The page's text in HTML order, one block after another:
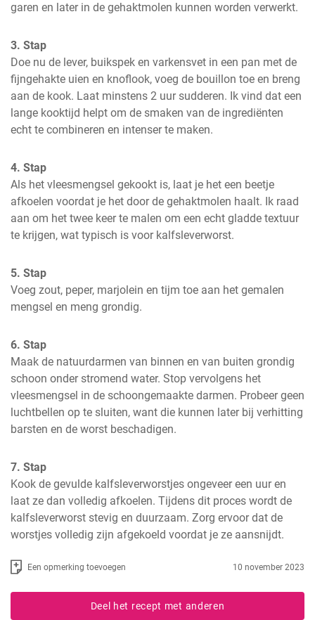
garen en later in de gehaktmolen kunnen worden verwerkt.
3. Stap
Doe nu de lever, buikspek en varkensvet in een pan met de
fijngehakte uien en knoflook, voeg de bouillon toe en breng
aan de kook. Laat minstens 2 uur sudderen. Ik vind dat een
lange kooktijd helpt om de smaken van de ingrediënten
echt te combineren en intenser te maken.
4. Stap
Als het vleesmengsel gekookt is, laat je het een beetje
afkoelen voordat je het door de gehaktmolen haalt. Ik raad
aan om het twee keer te malen om een echt gladde textuur
te krijgen, wat typisch is voor kalfsleverworst.
5. Stap
Voeg zout, peper, marjolein en tijm toe aan het gemalen
mengsel en meng grondig.
6. Stap
Maak de natuurdarmen van binnen en van buiten grondig
schoon onder stromend water. Stop vervolgens het
vleesmengsel in de schoongemaakte darmen. Probeer geen
luchtbellen op te sluiten, want die kunnen later bij verhitting
barsten en de worst beschadigen.
7. Stap
Kook de gevulde kalfsleverworstjes ongeveer een uur en
laat ze dan volledig afkoelen. Tijdens dit proces wordt de
kalfsleverworst stevig en duurzaam. Zorg ervoor dat de
worstjes volledig zijn afgekoeld voordat je ze aansnijdt.
Een opmerking toevoegen 10 november 2023
Deel het recept met anderen